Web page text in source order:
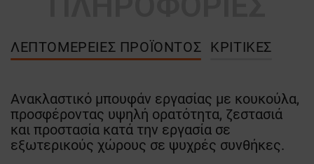
ΛΕΠΤΟΜΈΡΕΙΕΣ ΠΡΟΪΌΝΤΟΣ ΚΡΙΤΙΚΈΣ
Ανακλαστικό μπουφάν εργασίας με κουκούλα,
προσφέροντας υψηλή ορατότητα, ζεστασιά
και προστασία κατά την εργασία σε
εξωτερικούς χώρους σε ψυχρές συνθήκες.